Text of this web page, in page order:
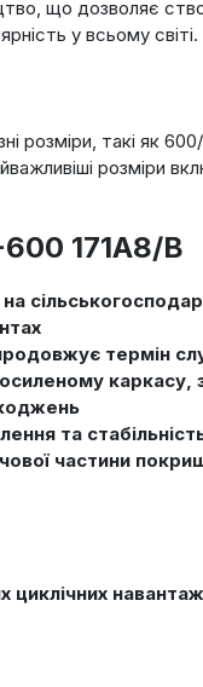
що дозволяє
у всьому світі.
розміри, такі як
розміри
171A8/B
термін
та
частини